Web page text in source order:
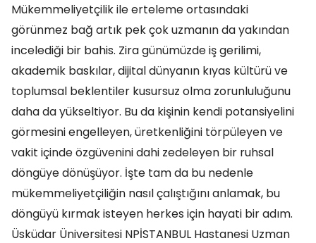
Mükemmeliyetçilik ile erteleme ortasındaki
görünmez bağ artık pek çok uzmanın da yakından
incelediği bir bahis. Zira günümüzde iş gerilimi,
akademik baskılar, dijital dünyanın kıyas kültürü ve
toplumsal beklentiler kusursuz olma zorunluluğunu
daha da yükseltiyor. Bu da kişinin kendi potansiyelini
görmesini engelleyen, üretkenliğini törpüleyen ve
vakit içinde özgüvenini dahi zedeleyen bir ruhsal
döngüye dönüşüyor. İşte tam da bu nedenle
mükemmeliyetçiliğin nasıl çalıştığını anlamak, bu
döngüyü kırmak isteyen herkes için hayati bir adım.
Üsküdar Üniversitesi NPİSTANBUL Hastanesi Uzman